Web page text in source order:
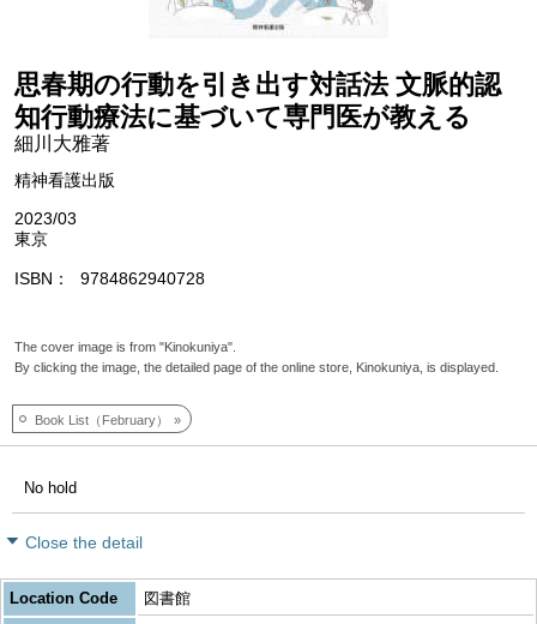
思春期の行動を引き出す対話法 文脈的認
知行動療法に基づいて専門医が教える
細川大雅著
精神看護出版
2023/03
東京
ISBN 9784862940728
The cover image is from "Kinokuniya".
By clicking the image, the detailed page of the online store, Kinokuniya, is displayed.
Book List（February）
No hold
Close the detail
Location Code
図書館